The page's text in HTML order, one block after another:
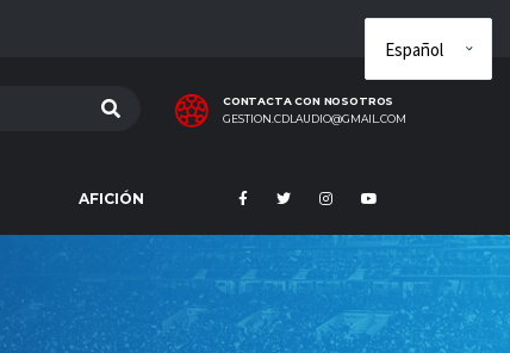
CONTACTA CON NOSOTROS
GESTION.CDLAUDIO@GMAIL.COM
AFICIÓN